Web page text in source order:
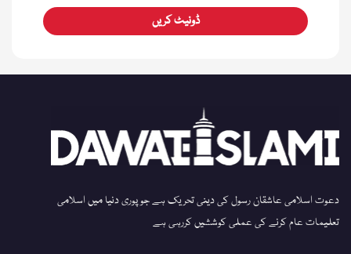
ڈونیٹ کریں
دعوت اسلامی عاشقان رسول کی دینی تحریک ہے جو پوری دنیا میں اسلامی
تعلیمات عام کرنے کی عملی کوششیں کررہی ہے